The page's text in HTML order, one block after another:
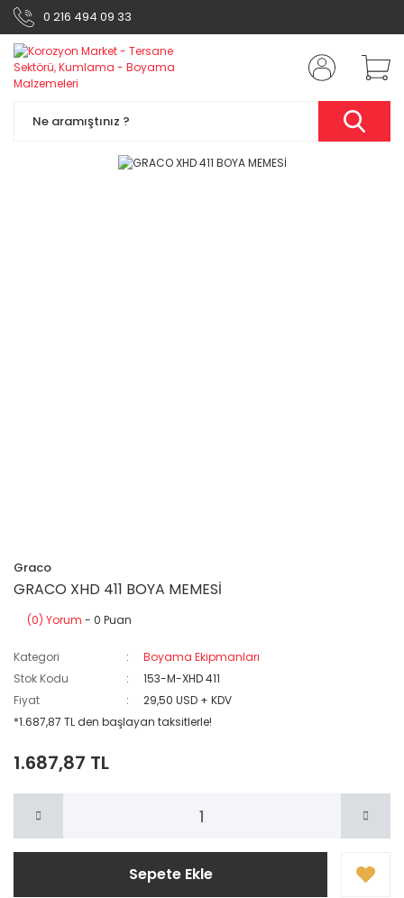
0 216 494 09 33
Graco
GRACO XHD 411 BOYA MEMESİ
(0) Yorum - 0 Puan
Kategori
Boyama Ekipmanları
Stok Kodu
153-M-XHD 411
Fiyat
29,50 USD + KDV
*1.687,87 TL den başlayan taksitlerle!
1.687,87 TL
Sepete Ekle